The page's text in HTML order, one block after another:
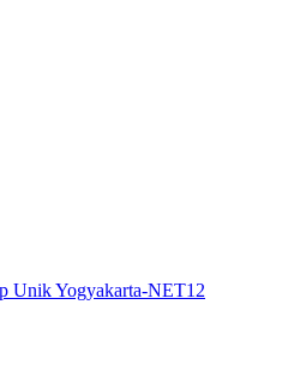
Unik Yogyakarta-NET12